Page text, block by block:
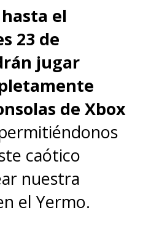
mucho
temporada,
,
long ago.
now we
NFKfp6wYgZ
el
23 de
jugar
de Xbox
caótico
nuestra
el Yermo.